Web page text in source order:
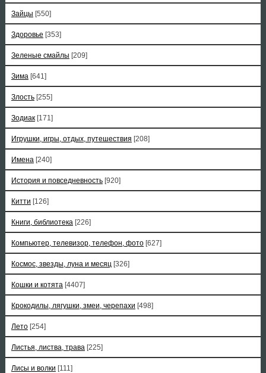
Зайцы [550]
Здоровье [353]
Зеленые смайлы [209]
Зима [641]
Злость [255]
Зодиак [171]
Игрушки, игры, отдых, путешествия [208]
Имена [240]
История и повседневность [920]
Китти [126]
Книги, библиотека [226]
Компьютер, телевизор, телефон, фото [627]
Космос, звезды, луна и месяц [326]
Кошки и котята [4407]
Крокодилы, лягушки, змеи, черепахи [498]
Лето [254]
Листья, листва, трава [225]
Лисы и волки [111]